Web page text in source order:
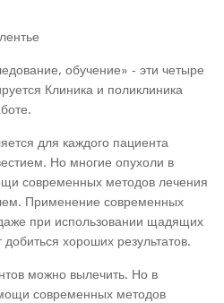
обучение» - эти четыре
Клиника и поликлиника
для каждого пациента
Но многие опухоли в
современных методов лечения
Применение современных
при использовании щадящих
хороших результатов.
можно вылечить. Но в
современных методов